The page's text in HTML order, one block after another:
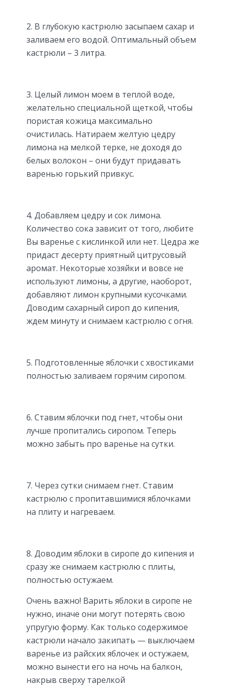
2. В глубокую кастрюлю засыпаем сахар и
заливаем его водой. Оптимальный объем
кастрюли – 3 литра.
3. Целый лимон моем в теплой воде,
желательно специальной щеткой, чтобы
пористая кожица максимально
очистилась. Натираем желтую цедру
лимона на мелкой терке, не доходя до
белых волокон – они будут придавать
варенью горький привкус.
4. Добавляем цедру и сок лимона.
Количество сока зависит от того, любите
Вы варенье с кислинкой или нет. Цедра же
придаст десерту приятный цитрусовый
аромат. Некоторые хозяйки и вовсе не
используют лимоны, а другие, наоборот,
добавляют лимон крупными кусочками.
Доводим сахарный сироп до кипения,
ждем минуту и снимаем кастрюлю с огня.
5. Подготовленные яблочки с хвостиками
полностью заливаем горячим сиропом.
6. Ставим яблочки под гнет, чтобы они
лучше пропитались сиропом. Теперь
можно забыть про варенье на сутки.
7. Через сутки снимаем гнет. Ставим
кастрюлю с пропитавшимися яблочками
на плиту и нагреваем.
8. Доводим яблоки в сиропе до кипения и
сразу же снимаем кастрюлю с плиты,
полностью остужаем.
Очень важно! Варить яблоки в сиропе не
нужно, иначе они могут потерять свою
упругую форму. Как только содержимое
кастрюли начало закипать — выключаем
варенье из райских яблочек и остужаем,
можно вынести его на ночь на балкон,
накрыв сверху тарелкой